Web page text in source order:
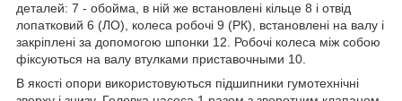
деталей: 7 - обойма, в ній же встановлені кільце 8 і отвід
лопатковий 6 (ЛО), колеса робочі 9 (РК), встановлені на валу і
закріплені за допомогою шпонки 12. Робочі колеса між собою
фіксуються на валу втулками приставочными 10.
В якості опори використовуються підшипники гумотехнічні